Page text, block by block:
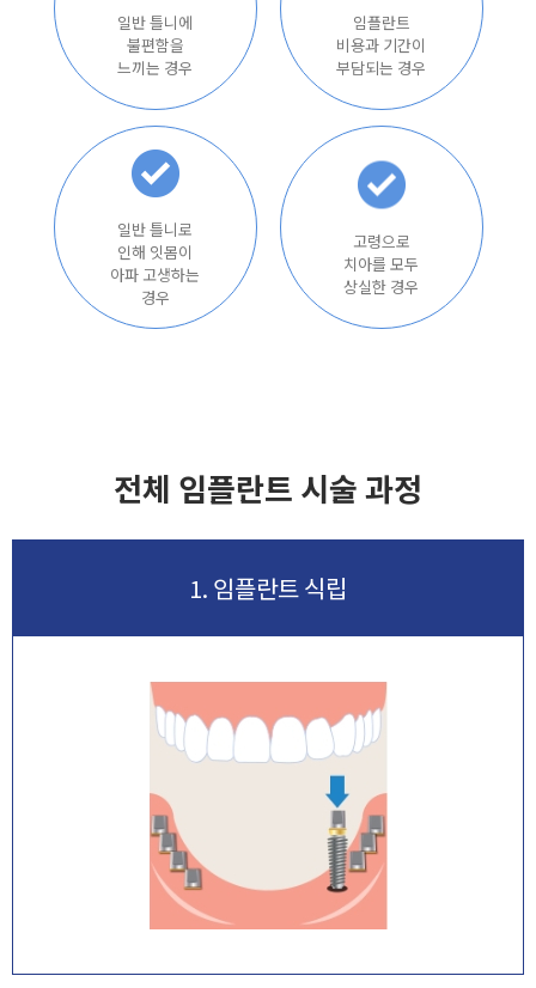
일반 틀니에
불편함을
느끼는 경우
임플란트
비용과 기간이
부담되는 경우
일반 틀니로
인해 잇몸이
아파 고생하는
경우
고령으로
치아를 모두
상실한 경우
전체 임플란트 시술 과정
1. 임플란트 식립